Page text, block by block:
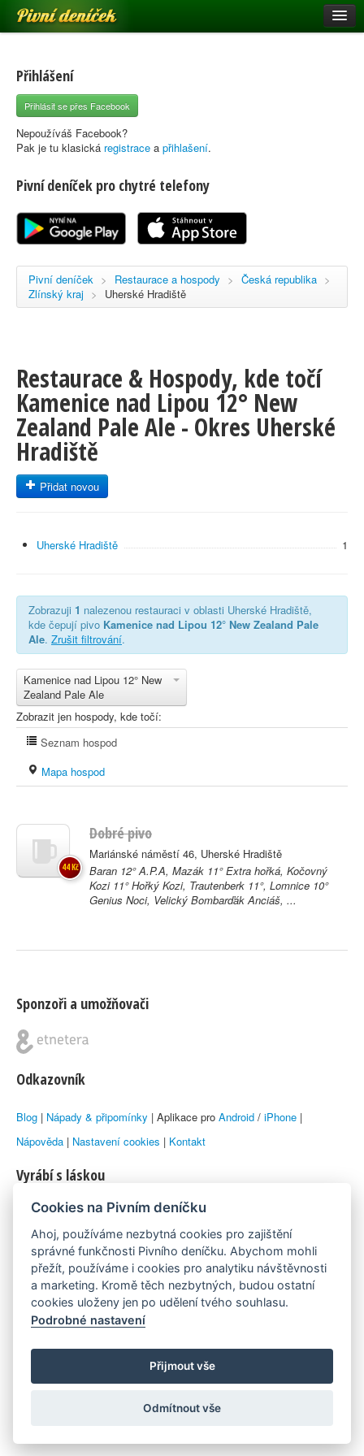
Pivní deníček
Pivní mapa
Pivní značky
Nápověda
Registrace
Přihlášení
Přihlásit se přes Facebook
Nepoužíváš Facebook?
Pak je tu klasická registrace a přihlašení.
Pivní deníček pro chytré telefony
Pivní deníček > Restaurace a hospody > Česká republika >
Zlínský kraj > Uherské Hradiště
Restaurace & Hospody, kde točí
Kamenice nad Lipou 12° New
Zealand Pale Ale - Okres Uherské
Hradiště
Přidat novou
Uherské Hradiště 1
Zobrazuji 1 nalezenou restauraci v oblasti Uherské Hradiště,
kde čepují pivo Kamenice nad Lipou 12° New Zealand Pale
Ale. Zrušit filtrování.
Kamenice nad Lipou 12° New
Zealand Pale Ale
Zobrazit jen hospody, kde točí:
Seznam hospod
Mapa hospod
Dobré pivo
Mariánské náměstí 46, Uherské Hradiště
Baran 12° A.P.A, Mazák 11° Extra hořká, Kočovný
Kozi 11° Hořký Kozi, Trautenberk 11°, Lomnice 10°
Genius Noci, Velický Bombarďák Anciáš, ...
44 Kč
Sponzoři a umožňovači
Odkazovník
Blog | Nápady & připomínky | Aplikace pro Android / iPhone |
Nápověda | Nastavení cookies | Kontakt
Vyrábí s láskou
© 2010–2026 byLukáš Zemanaka Emka
Máme rádi
Pivní.info
Poznámka pod čarou
Pivní deníček je nezávislý zdroj, který není spjat s žádným
konkrétním pivovarem ani restaurací. Názory uživatelů nemusí nutně
reprezentovat názory tvůrců Deníčku.
Cookies na Pivním deníčku
Ahoj, používáme nezbytná cookies pro zajištění
správné funkčnosti Pivního deníčku. Abychom mohli
přežít, používáme i cookies pro analytiku návštěvnosti
a marketing. Kromě těch nezbytných, budou ostatní
cookies uloženy jen po udělení tvého souhlasu.
Podrobné nastavení
Přijmout vše
Odmítnout vše